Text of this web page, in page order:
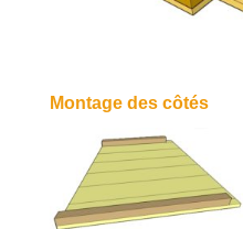
Montage des côtés